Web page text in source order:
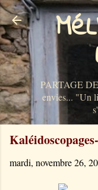
PARTAGE
envies... "Un
mardi, novembre 26,